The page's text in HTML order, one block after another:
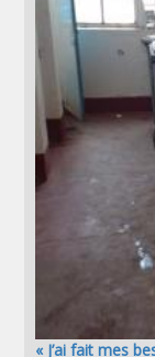
« J’ai fait mes